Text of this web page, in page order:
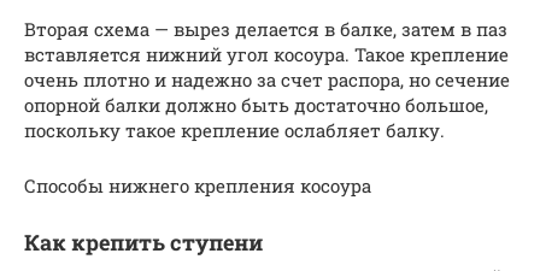
Вторая схема — вырез делается в балке, затем в паз
вставляется нижний угол косоура. Такое крепление
очень плотно и надежно за счет распора, но сечение
опорной балки должно быть достаточно большое,
поскольку такое крепление ослабляет балку.
Способы нижнего крепления косоура
Как крепить ступени